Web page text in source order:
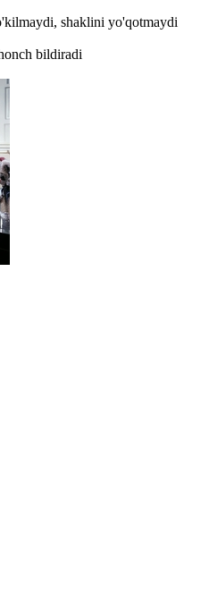
shaklini yo'qotmaydi
bildiradi